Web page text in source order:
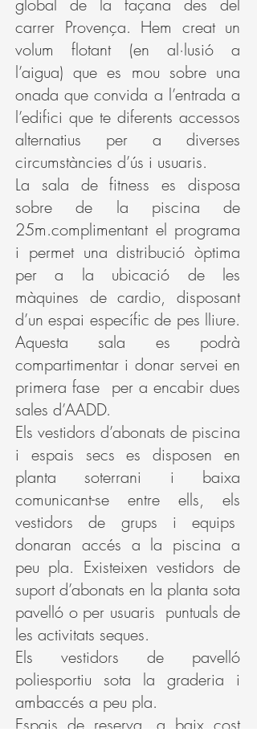
global de la façana des del
carrer Provença. Hem creat un
volum flotant (en al·lusió a
l’aigua) que es mou sobre una
onada que convida a l’entrada a
l’edifici que te diferents accessos
alternatius per a diverses
circumstàncies d’ús i usuaris.
La sala de fitness es disposa
sobre de la piscina de
25m.complimentant el programa
i permet una distribució òptima
per a la ubicació de les
màquines de cardio, disposant
d’un espai específic de pes lliure.
Aquesta sala es podrà
compartimentar i donar servei en
primera fase per a encabir dues
sales d’AADD.
Els vestidors d’abonats de piscina
i espais secs es disposen en
planta soterrani i baixa
comunicant-se entre ells, els
vestidors de grups i equips
donaran accés a la piscina a
peu pla. Existeixen vestidors de
suport d’abonats en la planta sota
pavelló o per usuaris puntuals de
les activitats seques.
Els vestidors de pavelló
poliesportiu sota la graderia i
ambaccés a peu pla.
Espais de reserva, a baix cost